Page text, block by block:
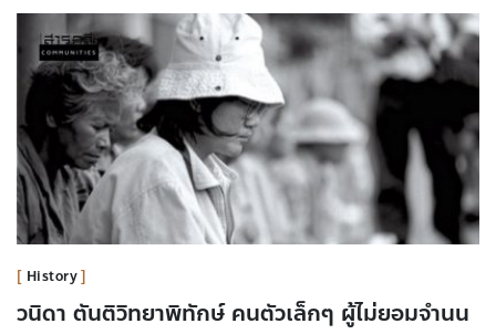
History
วนิดา ตันติวิทยาพิทักษ์ คนตัวเล็กๆ ผู้ไม่ยอมจำนน